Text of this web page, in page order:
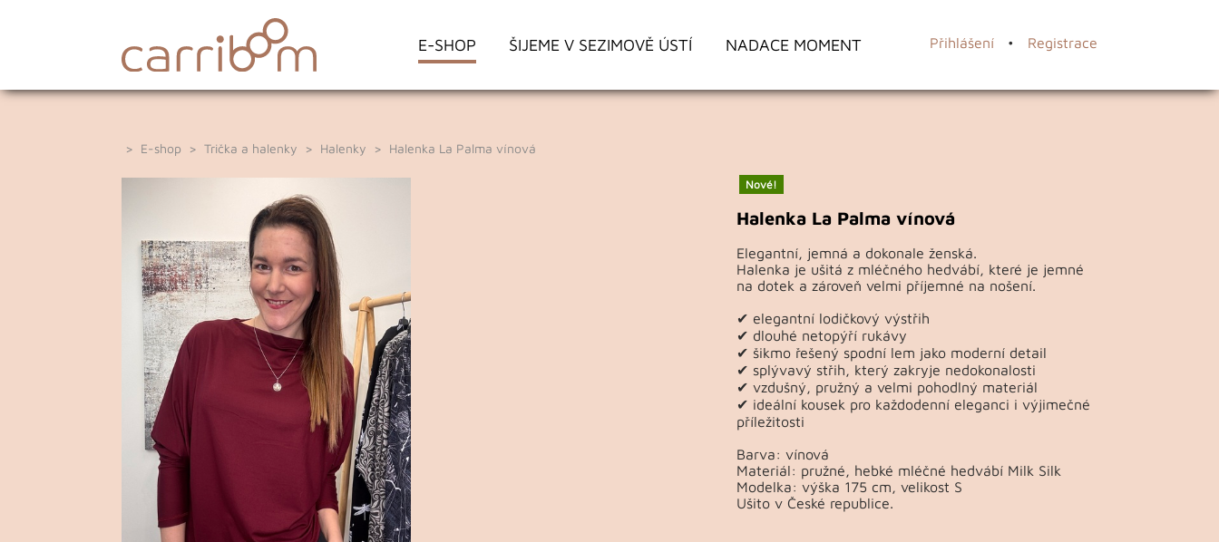
E-SHOP ŠIJEME V SEZIMOVĚ ÚSTÍ NADACE MOMENT Přihlášení• Registrace
> E-shop >Trička a halenky > Halenky > Halenka La Palma vínová
Nové!
Halenka La Palma vínová
Elegantní, jemná a dokonale ženská.
Halenka je ušitá z mléčného hedvábí, které je jemné
na dotek a zároveň velmi příjemné na nošení.
✔ elegantní lodičkový výstřih
✔ dlouhé netopýří rukávy
✔ šikmo řešený spodní lem jako moderní detail
✔ splývavý střih, který zakryje nedokonalosti
✔ vzdušný, pružný a velmi pohodlný materiál
✔ ideální kousek pro každodenní eleganci i výjimečné
příležitosti
Barva: vínová
Materiál: pružné, hebké mléčné hedvábí Milk Silk
Modelka: výška 175 cm, velikost S
Ušito v České republice.